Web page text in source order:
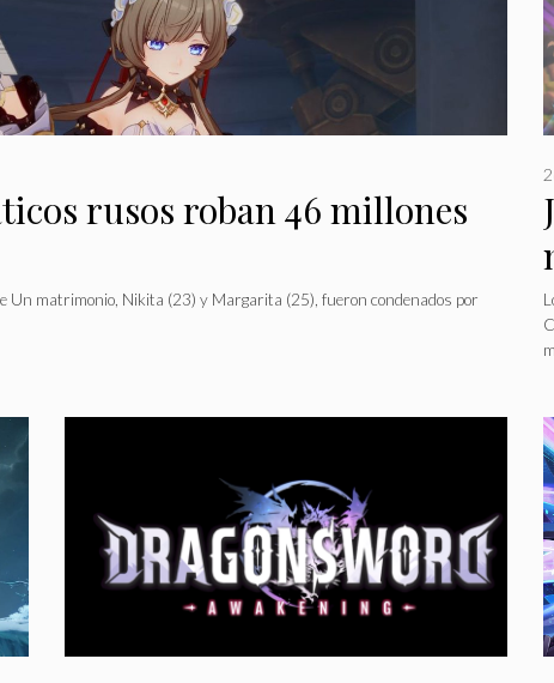
rusos roban 46 millones
Un matrimonio, Nikita (23) y Margarita (25), fueron condenados por